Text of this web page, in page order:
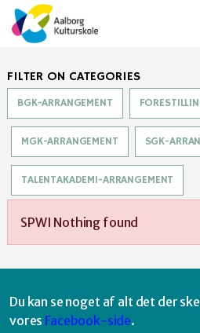
FILTER ON CATEGORIES
BGK-ARRANGEMENT
MGK-ARRANGEMENT SGK-
TALENTAKADEMI-ARRANGEMENT
SPWI Nothing found
Du kan se noget af alt det der
vores Facebook-side.